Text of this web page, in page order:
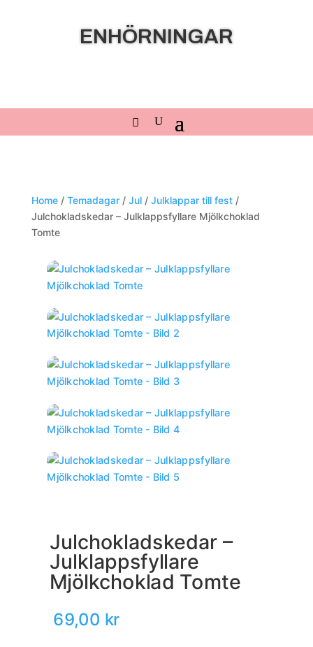
ENHÖRNINGAR
Home/ Temadagar/ Jul/ Julklappar till fest/
Julchokladskedar – Julklappsfyllare Mjölkchoklad
Tomte
Julchokladskedar –
Julklappsfyllare
Mjölkchoklad Tomte
69,00 kr